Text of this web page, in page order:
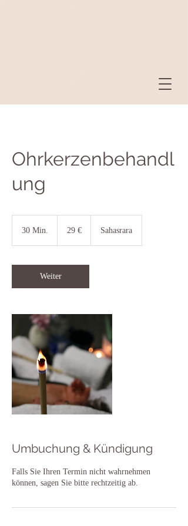
Ohrkerzenbehandl
ung
30 Min.
i
n
.
29 € Sahasrara
Weiter
Umbuchung & Kündigung
Falls Sie Ihren Termin nicht wahrnehmen
können, sagen Sie bitte rechtzeitig ab.